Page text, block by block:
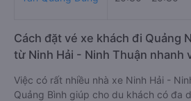
Cách đặt vé xe khách đi Quảng
từ Ninh Hải - Ninh Thuận nhanh
Việc có rất nhiều nhà xe Ninh Hải -
Quảng Bình giúp cho du khách có đa